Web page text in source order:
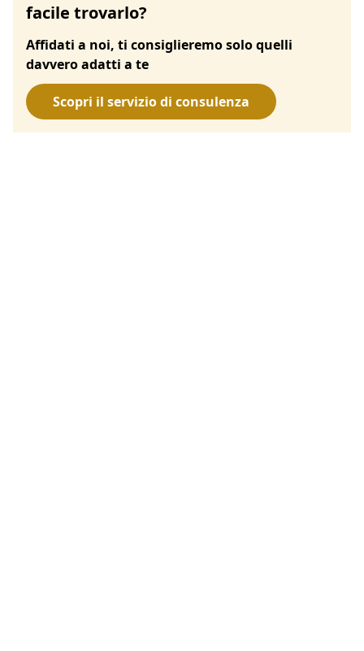
facile trovarlo?
Affidati a noi, ti consiglieremo solo quelli
davvero adatti a te
Scopri il servizio di consulenza